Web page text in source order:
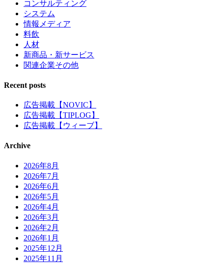
コンサルティング
システム
情報メディア
料飲
人材
新商品・新サービス
関連企業その他
Recent posts
広告掲載【NOVIC】
広告掲載【TIPLOG】
広告掲載【ウィーブ】
Archive
2026年8月
2026年7月
2026年6月
2026年5月
2026年4月
2026年3月
2026年2月
2026年1月
2025年12月
2025年11月